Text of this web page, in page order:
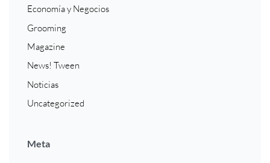
Economía y Negocios
Grooming
Magazine
News! Tween
Noticias
Uncategorized
Meta